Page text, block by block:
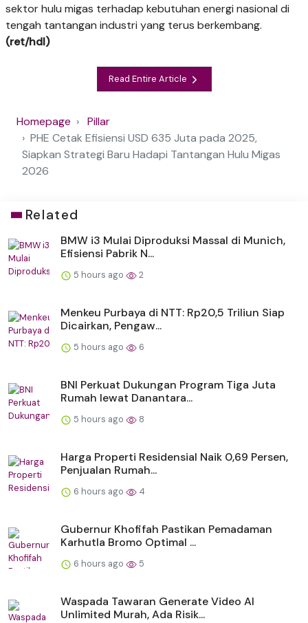
sektor hulu migas terhadap kebutuhan energi nasional di
tengah tantangan industri yang terus berkembang.
(ret/hdl)
Read Entire Article
Homepage
Pillar
PHE Cetak Efisiensi USD 635 Juta pada 2025,
Siapkan Strategi Baru Hadapi Tantangan Hulu Migas
2026
Related
BMW i3 Mulai Diproduksi Massal di Munich,
Efisiensi Pabrik N...
5 hours ago 2
Menkeu Purbaya di NTT: Rp20,5 Triliun Siap
Dicairkan, Pengaw...
5 hours ago 6
BNI Perkuat Dukungan Program Tiga Juta
Rumah lewat Danantara...
5 hours ago 8
Harga Properti Residensial Naik 0,69 Persen,
Penjualan Rumah...
6 hours ago 4
Gubernur Khofifah Pastikan Pemadaman
Karhutla Bromo Optimal ...
6 hours ago 5
Waspada Tawaran Generate Video AI
Unlimited Murah, Ada Risik...